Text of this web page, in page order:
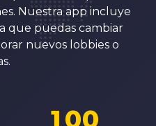
Nuestra app incluye
que puedas cambiar
nuevos lobbies o
1
6
7
0
6
7
0
5
6